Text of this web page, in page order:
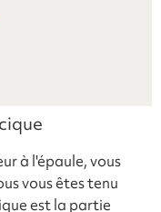
à l'épaule, vous
vous êtes tenu
est la partie